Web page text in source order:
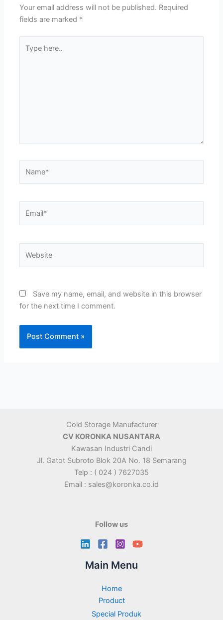
Your email address will not be published. Required
fields are marked *
here..
Save my name, email, and website in this browser
for the next time I comment.
Cold Storage Manufacturer
CV KORONKA NUSANTARA
Kawasan Industri Candi
Jl. Gatot Subroto Blok 20A No. 18 Semarang
Telp : ( 024 ) 7627035
Email : sales@koronka.co.id
Follow us
Main Menu
Home
Product
Special Produk